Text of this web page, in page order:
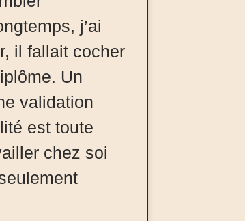
j’ai
il fallait cocher
Un
validation
est toute
chez soi